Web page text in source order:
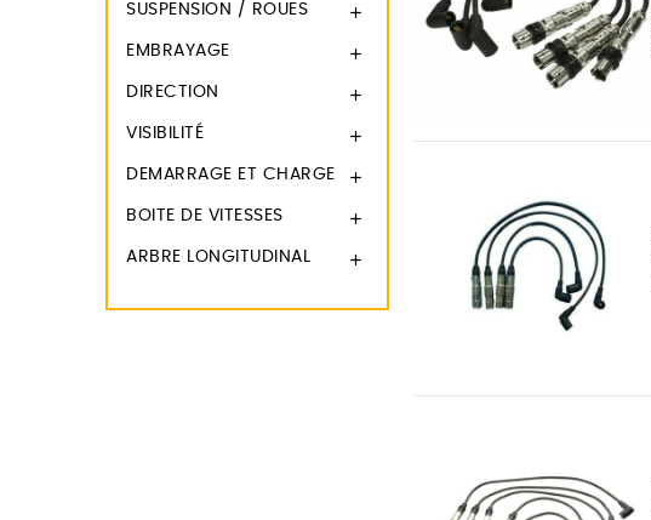
SUSPENSION / ROUES 
EMBRAYAGE 
DIRECTION 
VISIBILITÉ 
DEMARRAGE ET CHARGE 
BOITE DE VITESSES 
ARBRE LONGITUDINAL 